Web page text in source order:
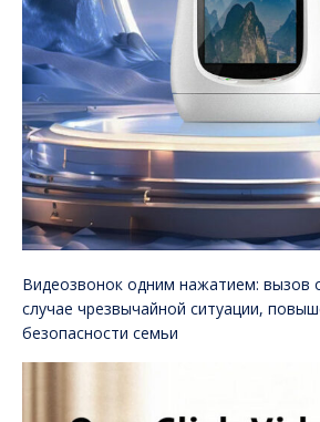
Видеозвонок одним нажатием: вызов
случае чрезвычайной ситуации,
безопасности семьи